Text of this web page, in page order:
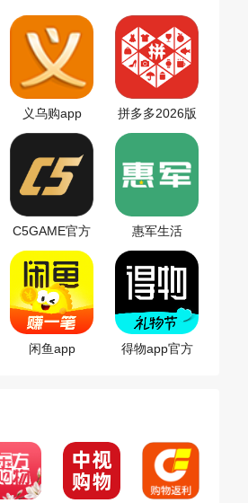
义乌购app 拼多多2026版
C5GAME官方
版
惠军生活
闲鱼app
得物app官方